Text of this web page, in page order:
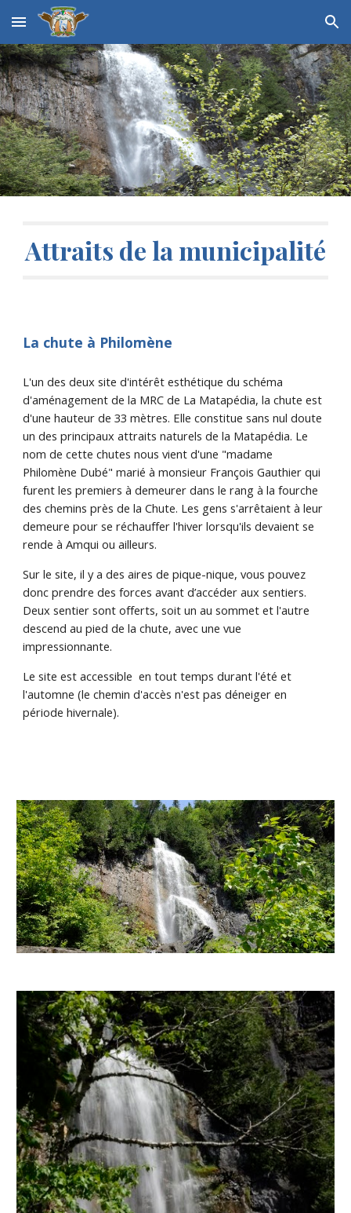
Skip to main content Skip to navigation
Attraits de la municipalité
La chute à Philomène
L'un des deux site d'intérêt esthétique du schéma
d'aménagement de la MRC de La Matapédia, la chute est
d'une hauteur de 33 mètres. Elle constitue sans nul doute
un des principaux attraits naturels de la Matapédia. Le
nom de cette chutes nous vient d'une "madame
Philomène Dubé" marié à monsieur François Gauthier qui
furent les premiers à demeurer dans le rang à la fourche
des chemins près de la Chute. Les gens s'arrêtaient à leur
demeure pour se réchauffer l'hiver lorsqu'ils devaient se
rende à Amqui ou ailleurs.
Sur le site, il y a des aires de pique-nique, vous pouvez
donc prendre des forces avant d’accéder aux sentiers.
Deux sentier sont offerts, soit un au sommet et l'autre
descend au pied de la chute, avec une vue
impressionnante.
Le site est accessible  en tout temps durant l'été et
l'automne (le chemin d'accès n'est pas déneiger en
période hivernale).